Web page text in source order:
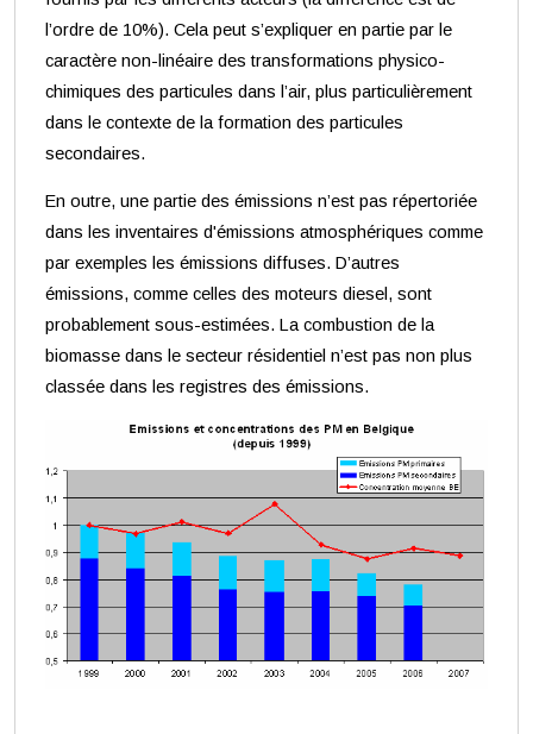
l’ordre de 10%). Cela peut s’expliquer en partie par le
caractère non-linéaire des transformations physico-
chimiques des particules dans l’air, plus particulièrement
dans le contexte de la formation des particules
secondaires.
En outre, une partie des émissions n’est pas répertoriée
dans les inventaires d'émissions atmosphériques comme
par exemples les émissions diffuses. D’autres
émissions, comme celles des moteurs diesel, sont
probablement sous-estimées. La combustion de la
biomasse dans le secteur résidentiel n’est pas non plus
classée dans les registres des émissions.